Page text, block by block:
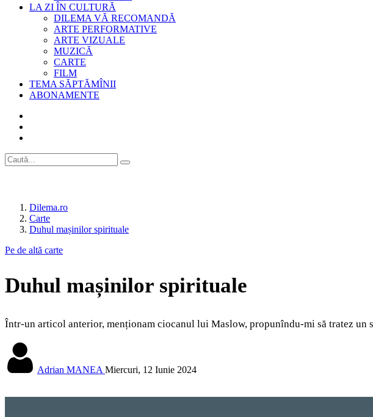
LA ZI ÎN CULTURĂ
DILEMA VĂ RECOMANDĂ
ARTE PERFORMATIVE
ARTE VIZUALE
MUZICĂ
CARTE
FILM
TEMA SĂPTĂMÎNII
ABONAMENTE
Dilema.ro
Carte
Duhul mașinilor spirituale
Pe de altă carte
Duhul mașinilor spirituale
Într-un articol anterior, menționam ciocanul lui Maslow, propunîndu-mi să tratez un
Adrian MANEA Miercuri, 12 Iunie 2024